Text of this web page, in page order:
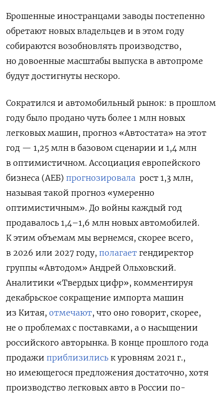
Брошенные иностранцами заводы постепенно
обретают новых владельцев и в этом году
собираются возобновлять производство,
но довоенные масштабы выпуска в автопроме
будут достигнуты нескоро.
Сократился и автомобильный рынок: в прошлом
году было продано чуть более 1 млн новых
легковых машин, прогноз «Автостата» на этот
год — 1,25 млн в базовом сценарии и 1,4 млн
в оптимистичном. Ассоциация европейского
бизнеса (АЕБ) прогнозировала рост 1,3 млн,
называя такой прогноз «умеренно
оптимистичным». До войны каждый год
продавалось 1,4–1,6 млн новых автомобилей.
К этим объемам мы вернемся, скорее всего,
в 2026 или 2027 году, полагает гендиректор
группы «Автодом» Андрей Ольховский.
Аналитики «Твердых цифр», комментируя
декабрьское сокращение импорта машин
из Китая, отмечают, что оно говорит, скорее,
не о проблемах с поставками, а о насыщении
российского авторынка. В конце прошлого года
продажи приблизились к уровням 2021 г.,
но имеющегося предложения достаточно, хотя
производство легковых авто в России по-